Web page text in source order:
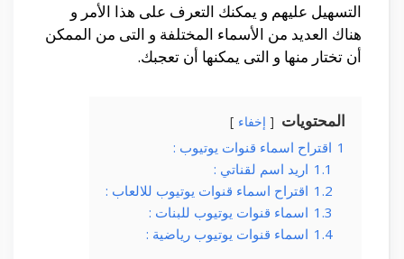
التسهيل عليهم و يمكنك التعرف على هذا الأمر و
هناك العديد من الأسماء المختلفة و التى من الممكن
أن تختار منها و التى يمكنها أن تعجبك.
المحتويات إخفاء
1 اقتراح اسماء قنوات يوتيوب :
1.1 اريد اسم لقناتي :
1.2 اقتراح اسماء قنوات يوتيوب للالعاب :
1.3 اسماء قنوات يوتيوب للبنات :
1.4 اسماء قنوات يوتيوب رياضية :